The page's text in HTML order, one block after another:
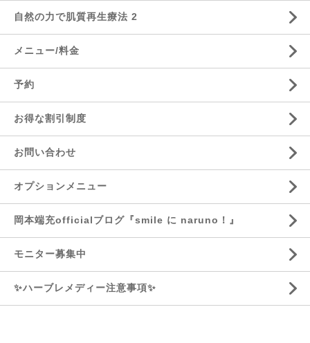
自然の力で肌質再生療法 2
メニュー/料金
予約
お得な割引制度
お問い合わせ
オプションメニュー
岡本端充officialブログ『smile に naruno！』
モニター募集中
✨ハーブレメディー注意事項✨